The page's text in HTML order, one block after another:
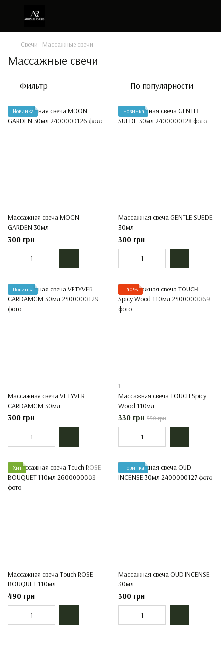
Свечи Массажные свечи
Массажные свечи
Фильтр По популярности
Новинка
Массажная свеча MOON
GARDEN 30мл
300 грн
Новинка
Массажная свеча GENTLE SUEDE
30мл
300 грн
Новинка
Массажная свеча VETYVER
CARDAMOM 30мл
300 грн
−40%
1
Массажная свеча TOUCH Spicy
Wood 110мл
330 грн 550 грн
Хит
Массажная свеча Touch ROSE
BOUQUET 110мл
490 грн
Новинка
Массажная свеча OUD INCENSE
30мл
300 грн